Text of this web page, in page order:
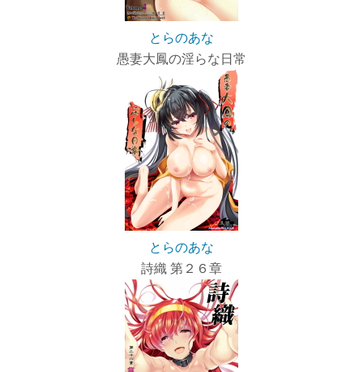
とらのあな
愚妻大鳳の淫らな日常
とらのあな
詩織 第２６章